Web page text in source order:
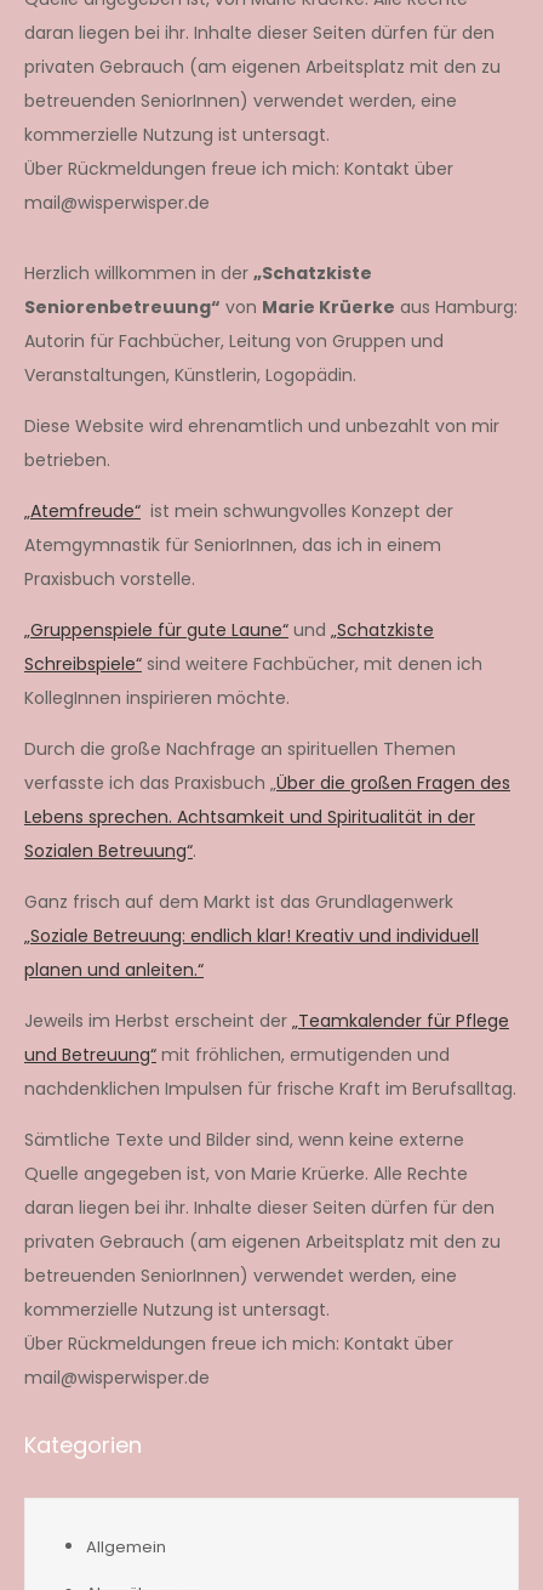
daran liegen bei ihr. Inhalte dieser Seiten dürfen für den
privaten Gebrauch (am eigenen Arbeitsplatz mit den zu
betreuenden SeniorInnen) verwendet werden, eine
kommerzielle Nutzung ist untersagt.
Über Rückmeldungen freue ich mich: Kontakt über
mail@wisperwisper.de
Herzlich willkommen in der „Schatzkiste
Seniorenbetreuung“ von Marie Krüerke aus Hamburg:
Autorin für Fachbücher, Leitung von Gruppen und
Veranstaltungen, Künstlerin, Logopädin.
Diese Website wird ehrenamtlich und unbezahlt von mir
betrieben.
„Atemfreude“ ist mein schwungvolles Konzept der
Atemgymnastik für SeniorInnen, das ich in einem
Praxisbuch vorstelle.
„Gruppenspiele für gute Laune“ und „Schatzkiste
Schreibspiele“ sind weitere Fachbücher, mit denen ich
KollegInnen inspirieren möchte.
Durch die große Nachfrage an spirituellen Themen
verfasste ich das Praxisbuch „Über die großen Fragen des
Lebens sprechen. Achtsamkeit und Spiritualität in der
Sozialen Betreuung“.
Ganz frisch auf dem Markt ist das Grundlagenwerk
„Soziale Betreuung: endlich klar! Kreativ und individuell
planen und anleiten.“
Jeweils im Herbst erscheint der „Teamkalender für Pflege
und Betreuung“ mit fröhlichen, ermutigenden und
nachdenklichen Impulsen für frische Kraft im Berufsalltag.
Sämtliche Texte und Bilder sind, wenn keine externe
Quelle angegeben ist, von Marie Krüerke. Alle Rechte
daran liegen bei ihr. Inhalte dieser Seiten dürfen für den
privaten Gebrauch (am eigenen Arbeitsplatz mit den zu
betreuenden SeniorInnen) verwendet werden, eine
kommerzielle Nutzung ist untersagt.
Über Rückmeldungen freue ich mich: Kontakt über
mail@wisperwisper.de
Kategorien
Allgemein